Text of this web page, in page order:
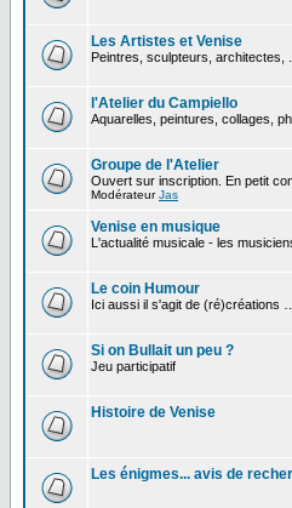
Les Artistes et Venise
Peintres, sculpteurs, architectes, ...
l'Atelier du Campiello
Aquarelles, peintures, collages,
Groupe de l'Atelier
Ouvert sur inscription. En petit
ModérateurJas
Venise en musique
L'actualité musicale - les
Le coin Humour
Ici aussi il s'agit de (ré)créations
Si on Bullait un peu ?
Jeu participatif
Histoire de Venise
Les énigmes... avis de